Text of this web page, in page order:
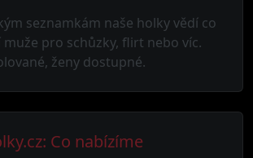
seznamkám naše holky vědí co
muže pro schůzky, flirt nebo víc.
ženy dostupné.
Co nabízíme